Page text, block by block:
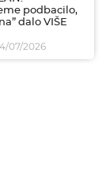
podbacilo,
dalo VIŠE
07/2026